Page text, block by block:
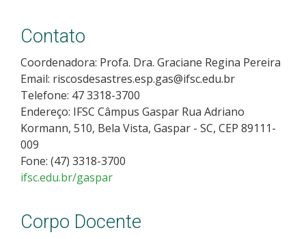
Contato
Coordenadora: Profa. Dra. Graciane Regina Pereira
Email: riscosdesastres.esp.gas@ifsc.edu.br
Telefone: 47 3318-3700
Endereço: IFSC Câmpus Gaspar Rua Adriano
Kormann, 510, Bela Vista, Gaspar - SC, CEP 89111-
009
Fone: (47) 3318-3700
ifsc.edu.br/gaspar
Corpo Docente